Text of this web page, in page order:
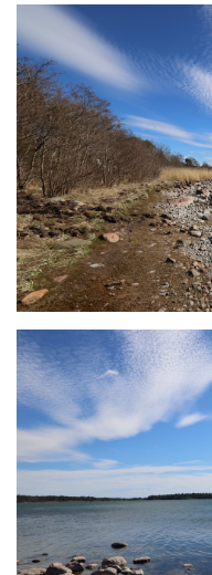
Vid sydöstra
en
Väginfarten
På tomten finns
ett rivningsobjekt
Båten och trailern
köpet (dvs de ingår
kvarlämnat lösöre
står
Elen kopplas ur vid
för en ny
Länk till kommunens
Dokument som finns
Prospekt
Kartor på området
Kartor på ÅEA
området